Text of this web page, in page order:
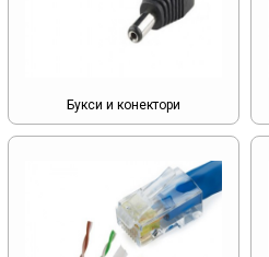
Букси и конектори